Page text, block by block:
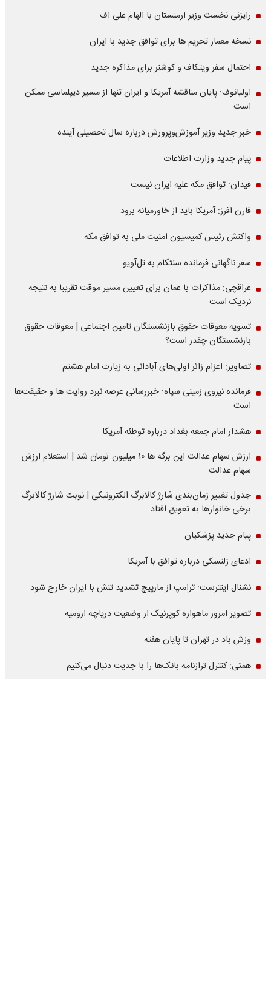
رایزنی نخست وزیر ارمنستان با الهام علی اف
نسخه معمار تحریم ها برای توافق جدید با ایران
احتمال سفر ویتکاف و کوشنر برای مذاکره جدید
اولیانوف: پایان مناقشه آمریکا و ایران تنها از مسیر دیپلماسی ممکن
است
خبر جدید وزیر آموزش‌وپرورش درباره سال تحصیلی آینده
پیام جدید وزارت اطلاعات
فیدان: توافق مکه علیه ایران نیست
فارن افرز: آمریکا باید از خاورمیانه برود
واکنش رئیس کمیسیون امنیت ملی به توافق مکه
سفر ناگهانی فرمانده سنتکام به تل‌آویو
عراقچی: مذاکرات با عمان برای تعیین مسیر موقت تقریبا به نتیجه
نزدیک است
تسویه معوقات حقوق بازنشستگان تامین اجتماعی | معوقات حقوق
بازنشستگان چقدر است؟
تصاویر: اعزام زائر اولی‌های آبادانی به زیارت امام هشتم
فرمانده نیروی زمینی سپاه: خبررسانی عرصه نبرد روایت ها و حقیقت‌ها
است
هشدار امام جمعه بغداد درباره توطئه آمریکا
ارزش سهام عدالت این برگه ها 10 میلیون تومان شد | استعلام ارزش
سهام عدالت
جدول تغییر زمان‌بندی شارژ کالابرگ الکترونیکی | نوبت شارژ کالابرگ
برخی خانوارها به تعویق افتاد
پیام جدید پزشکیان
ادعای زلنسکی درباره توافق با آمریکا
نشنال اینترست: ترامپ از مارپیچ تشدید تنش با ایران خارج شود
تصویر امروز ماهواره کوپرنیک از وضعیت دریاچه ارومیه
وزش باد در تهران تا پایان هفته
همتی: کنترل ترازنامه بانک‌ها را با جدیت دنبال می‌کنیم